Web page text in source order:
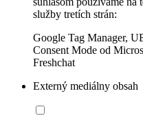
služby tretích strán:
Google Tag Manager,
Consent Mode od
Freshchat
Externý mediálny obsah